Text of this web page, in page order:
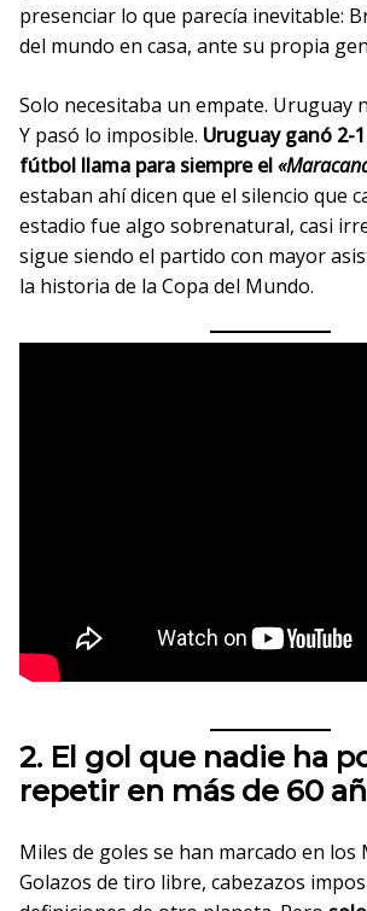
presenciar lo que parecía inevitable:
del mundo en casa, ante su propia
Solo necesitaba un empate. Uruguay
Y pasó lo imposible. Uruguay ganó 2-
fútbol llama para siempre el
estaban ahí dicen que el silencio que
estadio fue algo sobrenatural, casi
sigue siendo el partido con mayor
la historia de la Copa del Mundo.
2. El gol que nadie ha
repetir en más de 60
Miles de goles se han marcado en los
Golazos de tiro libre, cabezazos